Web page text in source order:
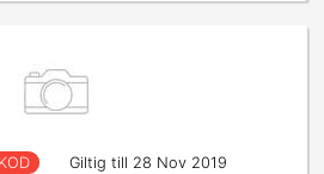
Giltig till 28 Nov 2019